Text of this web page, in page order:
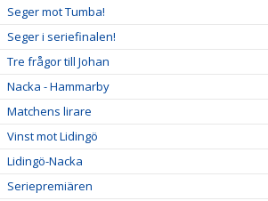
Seger mot Tumba!
Seger i seriefinalen!
Tre frågor till Johan
Nacka - Hammarby
Matchens lirare
Vinst mot Lidingö
Lidingö-Nacka
Seriepremiären